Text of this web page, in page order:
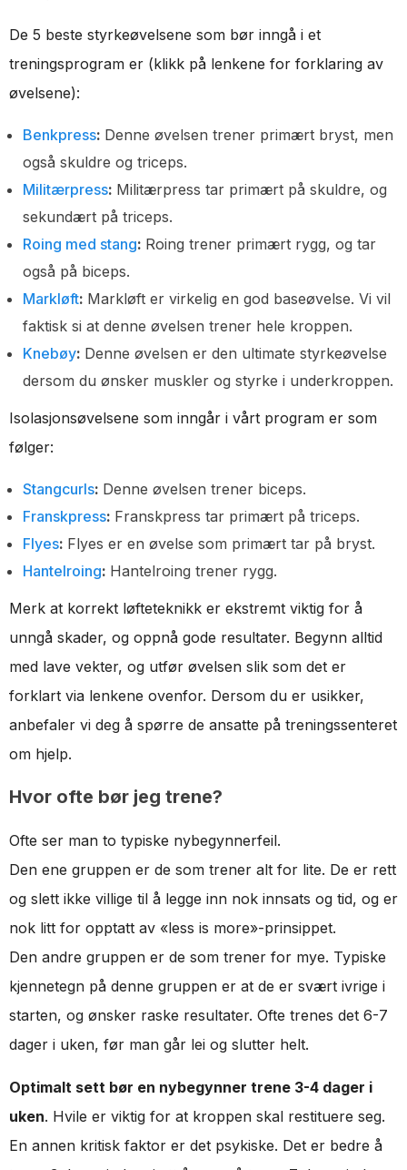
De 5 beste styrkeøvelsene som bør inngå i et
treningsprogram er (klikk på lenkene for forklaring av
øvelsene):
Benkpress: Denne øvelsen trener primært bryst, men
også skuldre og triceps.
Militærpress: Militærpress tar primært på skuldre, og
sekundært på triceps.
Roing med stang: Roing trener primært rygg, og tar
også på biceps.
Markløft: Markløft er virkelig en god baseøvelse. Vi vil
faktisk si at denne øvelsen trener hele kroppen.
Knebøy: Denne øvelsen er den ultimate styrkeøvelse
dersom du ønsker muskler og styrke i underkroppen.
Isolasjonsøvelsene som inngår i vårt program er som
følger:
Stangcurls: Denne øvelsen trener biceps.
Franskpress: Franskpress tar primært på triceps.
Flyes: Flyes er en øvelse som primært tar på bryst.
Hantelroing: Hantelroing trener rygg.
Merk at korrekt løfteteknikk er ekstremt viktig for å
unngå skader, og oppnå gode resultater. Begynn alltid
med lave vekter, og utfør øvelsen slik som det er
forklart via lenkene ovenfor. Dersom du er usikker,
anbefaler vi deg å spørre de ansatte på treningssenteret
om hjelp.
Hvor ofte bør jeg trene?
Ofte ser man to typiske nybegynnerfeil.
Den ene gruppen er de som trener alt for lite. De er rett
og slett ikke villige til å legge inn nok innsats og tid, og er
nok litt for opptatt av «less is more»-prinsippet.
Den andre gruppen er de som trener for mye. Typiske
kjennetegn på denne gruppen er at de er svært ivrige i
starten, og ønsker raske resultater. Ofte trenes det 6-7
dager i uken, før man går lei og slutter helt.
Optimalt sett bør en nybegynner trene 3-4 dager i
uken. Hvile er viktig for at kroppen skal restituere seg.
En annen kritisk faktor er det psykiske. Det er bedre å